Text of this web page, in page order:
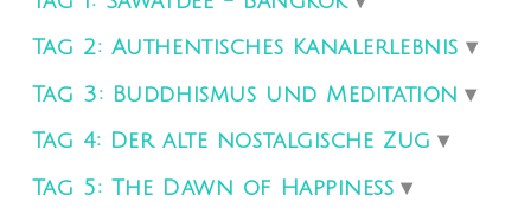
Tag 2: Authentisches Kanalerlebnis
Tag 3: Buddhismus und Meditation
Tag 4: Der alte nostalgische Zug
Tag 5: The Dawn of Happiness